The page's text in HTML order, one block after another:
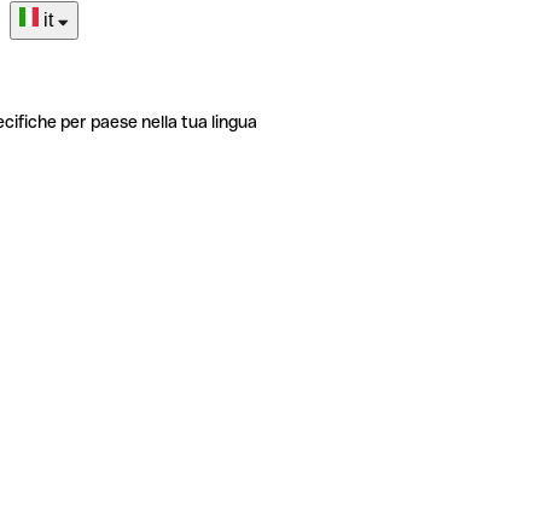
it
per paese nella tua lingua